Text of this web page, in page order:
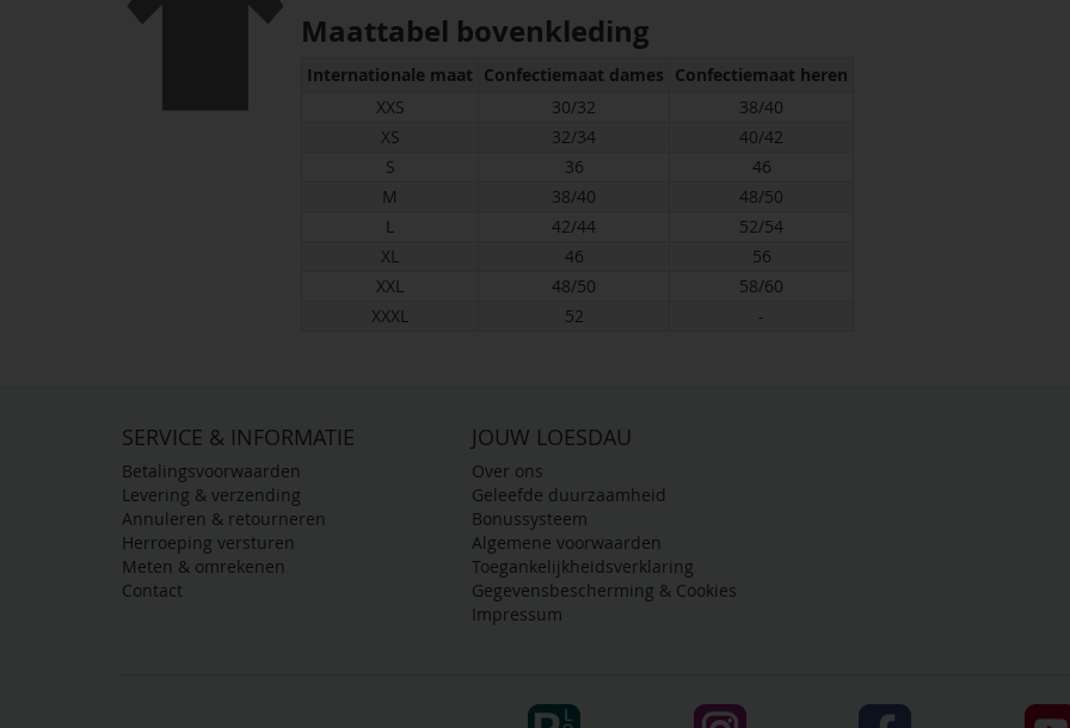
Maattabel bovenkleding
Internationale maat Confectiemaat dames Confectiemaat heren
XXS
30/32
38/40
XS
32/34
40/42
S
36
46
M
38/40
48/50
L
42/44
52/54
XL
46
56
XXL
48/50
58/60
XXXL
52 -
SERVICE & INFORMATIE
Betalingsvoorwaarden
Levering & verzending
Annuleren & retourneren
Herroeping versturen
Meten & omrekenen
Contact
JOUW LOESDAU
Over ons
Geleefde duurzaamheid
Bonussysteem
Algemene voorwaarden
Toegankelijkheidsverklaring
Gegevensbescherming & Cookies
Impressum